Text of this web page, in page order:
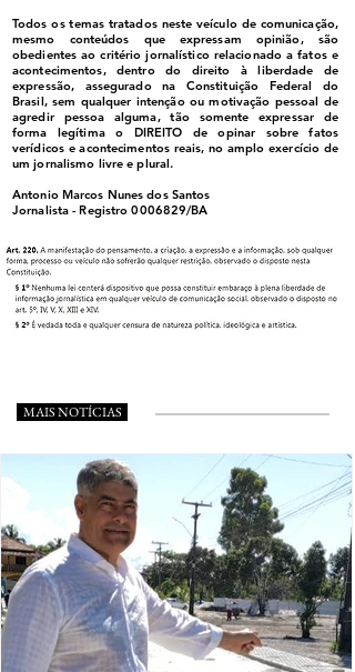
Todos os temas tratados neste veículo de comunicação,
mesmo conteúdos que expressam opinião, são
obedientes ao critério jornalístico relacionado a fatos e
acontecimentos, dentro do direito à liberdade de
expressão, assegurado na Constituição Federal do
Brasil, sem qualquer intenção ou motivação pessoal de
agredir pessoa alguma, tão somente expressar de
forma legítima o DIREITO de opinar sobre fatos
verídicos e acontecimentos reais, no amplo exercício de
um jornalismo livre e plural.
Antonio Marcos Nunes dos Santos
Jornalista - Registro0006829/BA
MAIS NOTÍCIAS